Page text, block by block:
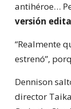
antihéroe…
versión
“Realmente
estrenó”,
Dennison
director